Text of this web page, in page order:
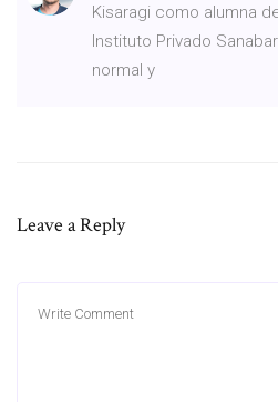
Kisaragi como alumna
Instituto Privado
normal y
Leave a Reply